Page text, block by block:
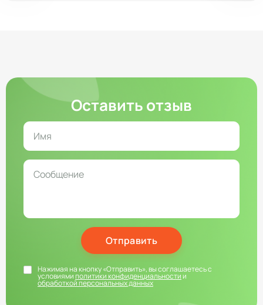
Оставить отзыв
Отправить
Нажимая на кнопку «Отправить», вы соглашаетесь с
условиямиполитики конфиденциальностии
обработкой персональных данных